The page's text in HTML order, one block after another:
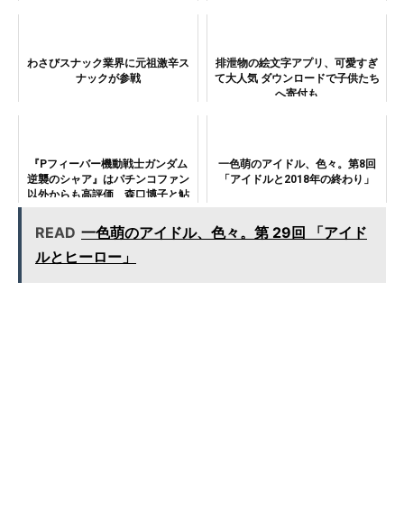
わさびスナック業界に元祖激辛ス
ナックが参戦
排泄物の絵文字アプリ、可愛すぎ
て大人気 ダウンロードで子供たち
へ寄付も
『Pフィーバー機動戦士ガンダム
逆襲のシャア』はパチンコファン
以外からも高評価 森口博子と鮎
曲や、橋本マナミのCM等々
一色萌のアイドル、色々。第8回
「アイドルと2018年の終わり」
READ 一色萌のアイドル、色々。第 29回 「アイド
ルとヒーロー」